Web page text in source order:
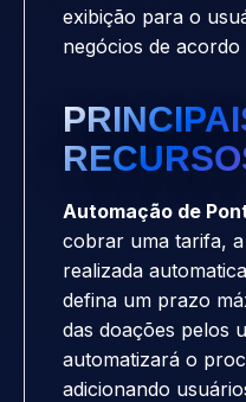
exibição para o
negócios de
Automação de
cobrar uma tarifa,
realizada
defina um prazo
das doações pelos
automatizará o
adicionando